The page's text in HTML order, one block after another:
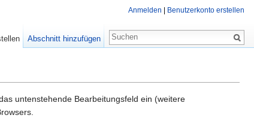
untenstehende Bearbeitungsfeld ein (weitere
Anmelden Benutzerkonto erstellen
Abschnitt hinzufügen